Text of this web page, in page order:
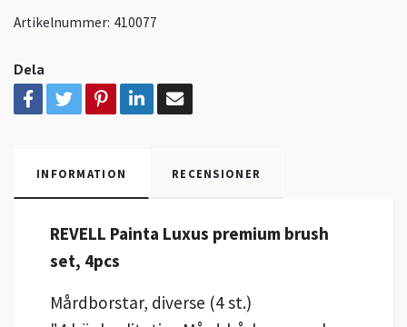
Artikelnummer: 410077
Dela
INFORMATION RECENSIONER
REVELL Painta Luxus premium brush
set, 4pcs
Mårdborstar, diverse (4 st.)